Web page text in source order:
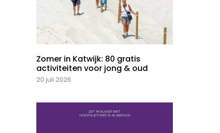
Zomer in Katwijk: 80 gratis
activiteiten voor jong & oud
20 juli 2026